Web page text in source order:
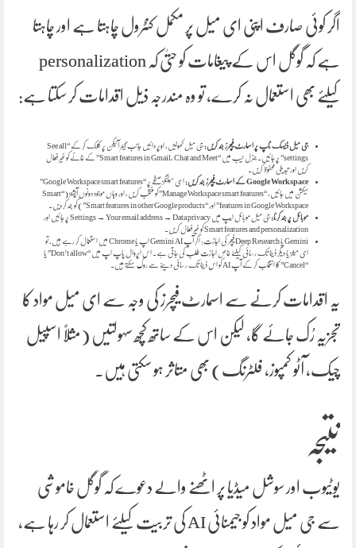
اگر کوئی صارف اپنی ای میل پر مکمل کنٹرول چاہتا ہے اور چاہتا
ہے کہ گوگل اس کے پیغامات کو حتیٰ کہ personalization
کیلئے بھی استعمال نہ کرے، تو وہ مندرجہ ذیل اقدامات کر سکتا ہے:
جی میل ڈیسک ٹاپ پر اسمارٹ فیچرز بند کریں:
جی میل کھولیں، اوپر دائیں جانب گیئر آئیکن پر کلک کر کے “See all
settings” پر جائیں۔ جنرل ٹیب میں “Smart features in Gmail, Chat and Meet” کے خانے کو غیر فعال
کریں اور تبدیلی محفوظ کریں۔
Google Workspace کے اسمارٹ فیچرز بند کریں:
اسی سیٹنگز صفحے پر “Google Workspace smart features”
سیکشن میں جائیں، “Manage Workspace smart features” کو منتخب کریں، اور وہاں موجود دونوں آپشنز (“Smart
features in Google Workspace” اور “Smart features in other Google products”) کو بند کر دیں۔
موبائل پر بند کرنا:
جی میل موبائل ایپ میں Settings → Your email address → Data privacy پر جائیں اور
Smart features and personalization کو غیر فعال کریں۔
Gemini یا Deep Research فیچر کی اجازت: اگر آپ Gemini AI اپ یا Chrome میں استعمال کر رہے ہیں، تو
ای میلز یا دیگر ڈیٹا تک رسائی کیلئے خاص اجازت طلب کی جاتی ہے۔ اس اپروال پاپ اپ میں “Don’t allow” یا
“Cancel” کا انتخاب کر کے آپ AI کو اس ڈیٹا تک رسائی دینے سے روک سکتے ہیں۔
یہ اقدامات کرنے سے اسمارٹ فیچرز کی وجہ سے ای میل مواد کا
تجزیہ رُک جائے گا، لیکن اس کے ساتھ کچھ سہولتیں (مثلاً اسپیل
چیک، آٹو کمپوز، فلٹرنگ) بھی متاثر ہو سکتی ہیں۔
نتیجہ
یوٹیوب اور سوشل میڈیا پر اٹھنے والے دعوے کہ گوگل خاموشی
سے جی میل مواد کو جیمنائی AI کی تربیت کیلئے استعمال کر رہا ہے،